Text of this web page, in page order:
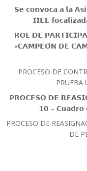
𝗦𝗲 𝗰𝗼𝗻𝘃𝗼𝗰𝗮 𝗮 𝗹𝗮
𝗜𝗜𝗘𝗘
𝗥𝗢𝗟 𝗗𝗘
«𝗖𝗔𝗠𝗣𝗘𝗢́𝗡 𝗗𝗘
PROCESO DE
PRUEBA
𝗣𝗥𝗢𝗖𝗘𝗦𝗢 𝗗𝗘
𝟭𝟬 – 𝗖𝘂𝗮𝗱𝗿𝗼
PROCESO DE
DE